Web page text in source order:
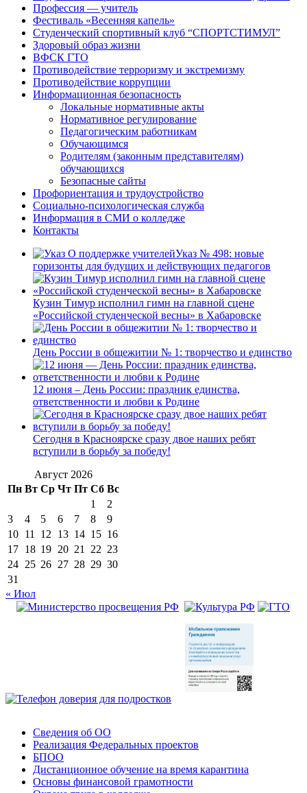
Профессия — учитель
Фестиваль «Весенняя капель»
Студенческий спортивный клуб “СПОРТСТИМУЛ”
Здоровый образ жизни
ВФСК ГТО
Противодействие терроризму и экстремизму
Противодействие коррупции
Информационная безопасность
Локальные нормативные акты
Нормативное регулирование
Педагогическим работникам
Обучающимся
Родителям (законным представителям)
обучающихся
Безопасные сайты
Профориентация и трудоустройство
Социально-психологическая служба
Информация в СМИ о колледже
Контакты
Указ № 498: новые
горизонты для будущих и действующих педагогов
Кузин Тимур исполнил гимн на главной сцене
«Российской студенческой весны» в Хабаровске
День России в общежитии № 1: творчество и единство
12 июня – День России: праздник единства,
ответственности и любви к Родине
Сегодня в Красноярске сразу двое наших ребят
вступили в борьбу за победу!
Август 2026
Пн Вт Ср Чт Пт Сб Вс
1
2
3
4 5 6 7 8
9
10 11 12 13 14 15 16
17 18 19 20 21 22 23
24 25 26 27 28 29 30
31
« Июл
Сведения об ОО
Реализация Федеральных проектов
БПОО
Дистанционное обучение на время карантина
Основы финансовой грамотности